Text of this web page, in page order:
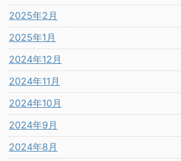
2025年2月
2025年1月
2024年12月
2024年11月
2024年10月
2024年9月
2024年8月